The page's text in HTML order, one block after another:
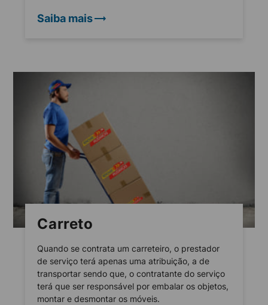
Saiba mais
Carreto
Quando se contrata um carreteiro, o prestador
de serviço terá apenas uma atribuição, a de
transportar sendo que, o contratante do serviço
terá que ser responsável por embalar os objetos,
montar e desmontar os móveis.